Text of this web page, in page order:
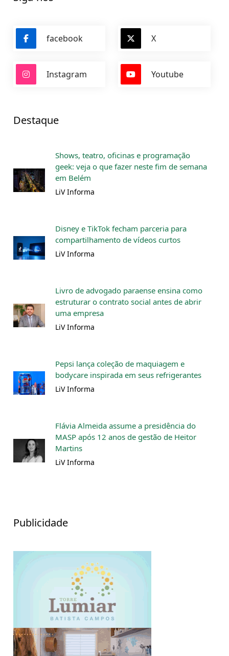
facebook X
Instagram Youtube
Destaque
Shows, teatro, oficinas e programação
geek: veja o que fazer neste fim de semana
em Belém
LiV Informa
Disney e TikTok fecham parceria para
compartilhamento de vídeos curtos
LiV Informa
Livro de advogado paraense ensina como
estruturar o contrato social antes de abrir
uma empresa
LiV Informa
Pepsi lança coleção de maquiagem e
bodycare inspirada em seus refrigerantes
LiV Informa
Flávia Almeida assume a presidência do
MASP após 12 anos de gestão de Heitor
Martins
LiV Informa
Publicidade